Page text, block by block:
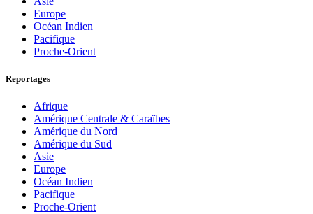
Europe
Océan Indien
Pacifique
Proche-Orient
Reportages
Afrique
Amérique Centrale & Caraïbes
Amérique du Nord
Amérique du Sud
Asie
Europe
Océan Indien
Pacifique
Proche-Orient